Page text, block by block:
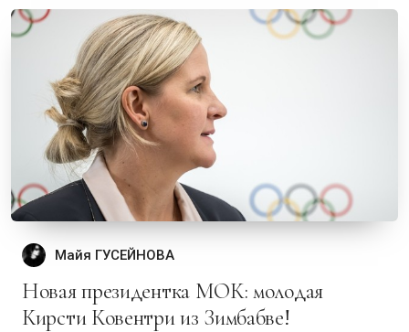
Майя ГУСЕЙНОВА
Новая президентка МОК: молодая
Кирсти Ковентри из Зимбабве!